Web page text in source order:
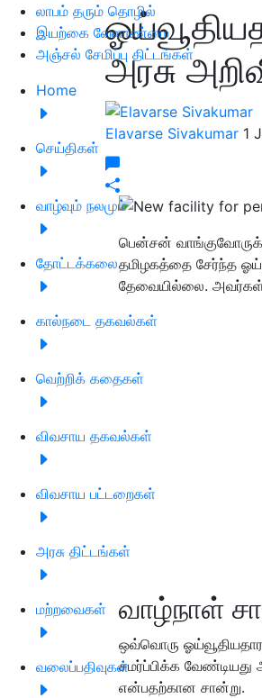
லாபம் தரும் தொழில்
இயற்கை வேளாண்மை
அஞ்சல் சேமிப்பு திட்டங்கள்
Home
செய்திகள்
வாழ்வும் நலமும்
தோட்டக்கலை
கால்நடை தகவல்கள்
வெற்றிக் கதைகள்
விவசாய தகவல்கள்
விவசாய பட்டறைகள்
அரசு திட்டங்கள்
மற்றவைகள்
வலைப்பதிவுகள்
அரசு
Elavarse Sivakumar 1
பென்சன்
தமிழகத்தை சேர்ந்த
தேவையில்லை. அவர்கள்
வாழ்நாள்
ஒவ்வொரு
சமர்ப்பிக்க வேண்டியது
என்பதற்கான சான்று.